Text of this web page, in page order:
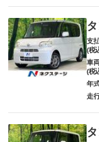
支
(税
車
(税
年
走